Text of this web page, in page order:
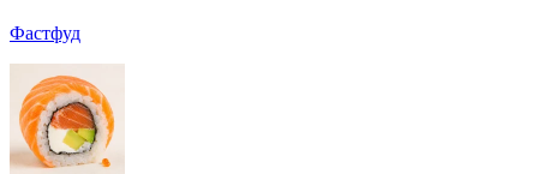
Фастфуд